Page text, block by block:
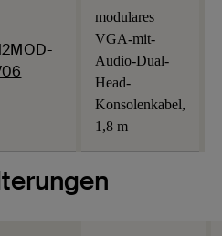
modulares
VGA-mit-
Audio-Dual-
Head-
Konsolenkabel,
1,8 m